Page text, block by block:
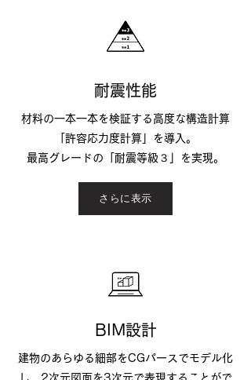
耐震性能
​材料の一本一本を検証する高度な構造計算
「許容応力度計算」を導入。
最高グレードの「耐震等級３」を実現。
さらに表示
BIM設計
建物のあらゆる細部をCGパースでモデル化
し、2次元図面を3次元で表現することがで